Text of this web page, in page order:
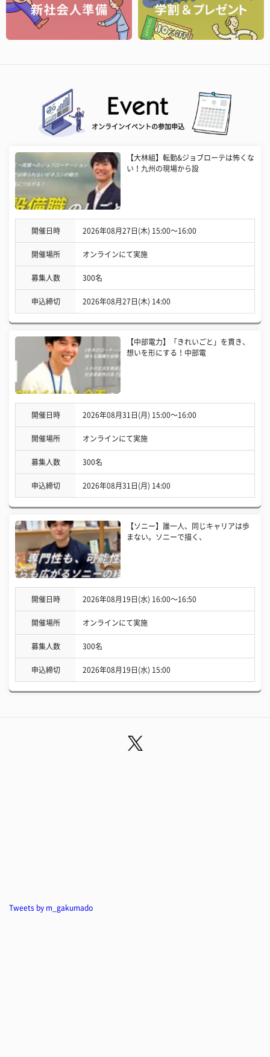
オンラインイベントの参加申込
【大林組】転勤&ジョブローテは怖くな
い！九州の現場から設
開催日時 2026年08月27日(木) 15:00〜16:00
開催場所 オンラインにて実施
募集人数 300名
申込締切 2026年08月27日(木) 14:00
【中部電力】「きれいごと」を貫き、
想いを形にする！中部電
開催日時 2026年08月31日(月) 15:00〜16:00
開催場所 オンラインにて実施
募集人数 300名
申込締切 2026年08月31日(月) 14:00
【ソニー】誰一人、同じキャリアは歩
まない。ソニーで描く、
開催日時 2026年08月19日(水) 16:00〜16:50
開催場所 オンラインにて実施
募集人数 300名
申込締切 2026年08月19日(水) 15:00
Tweets by m_gakumado